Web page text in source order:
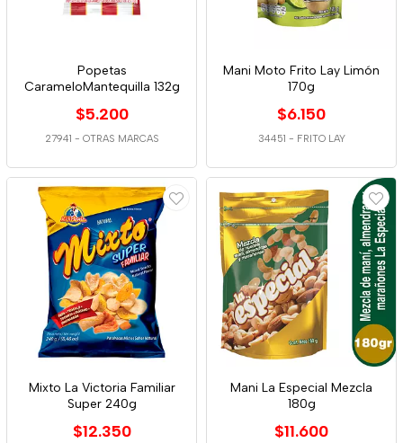
Popetas
CarameloMantequilla 132g
$5.200
27941 - OTRAS MARCAS
Mani Moto Frito Lay Limón
170g
$6.150
34451 - FRITO LAY
Mixto La Victoria Familiar
Super 240g
$12.350
Mani La Especial Mezcla
180g
$11.600